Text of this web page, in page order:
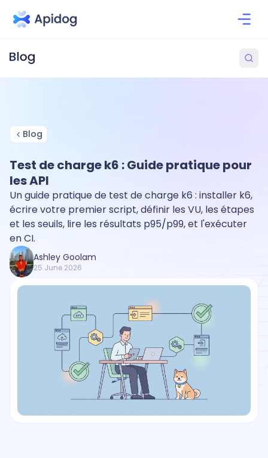
Blog
Test de charge k6 : Guide pratique pour
les API
Un guide pratique de test de charge k6 : installer k6,
écrire votre premier script, définir les VU, les étapes
et les seuils, lire les résultats p95/p99, et l'exécuter
en CI.
Ashley Goolam
25 June 2026